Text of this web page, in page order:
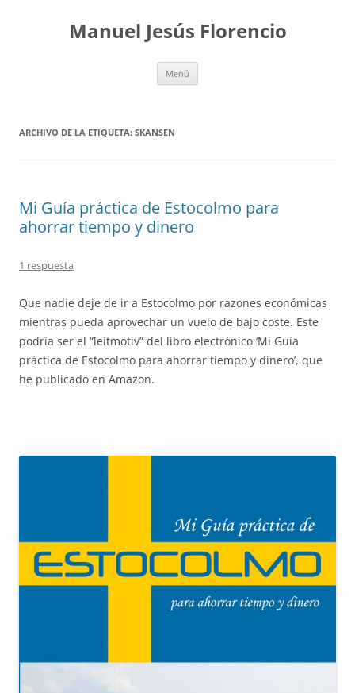
contenidoManuel Jesús Florencio
Menú
ARCHIVO DE LA ETIQUETA: SKANSEN
Mi Guía práctica de Estocolmo para
ahorrar tiempo y dinero
1 respuesta
Que nadie deje de ir a Estocolmo por razones económicas
mientras pueda aprovechar un vuelo de bajo coste. Este
podría ser el “leitmotiv” del libro electrónico ‘Mi Guía
práctica de Estocolmo para ahorrar tiempo y dinero’, que
he publicado en Amazon.